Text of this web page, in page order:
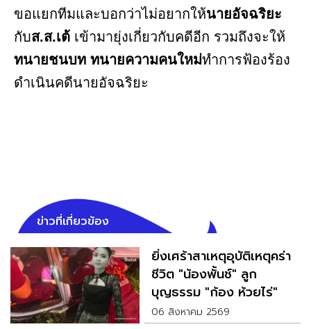
ขอแยกทีมและบอกว่าไม่อยากให้นายอัจฉริยะ
กับส.ส.เต้ เข้ามายุ่งเกี่ยวกับคดีอีก รวมถึงจะให้
ทนายชนบท ทนายความคนใหม่ทำการฟ้องร้อง
ดำเนินคดีนายอัจฉริยะ
ข่าวที่เกี่ยวข้อง
ยิ่งเศร้าสาเหตุอุบัติเหตุคร่า
ชีวิต "น้องพั้นช์" ลูก
บุญธรรม "ก้อง ห้วยไร่"
06 สิงหาคม 2569